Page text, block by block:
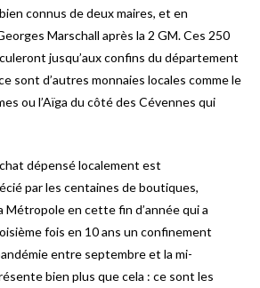
connus de deux maires, et en
Marschall après la 2 GM. Ces 250
jusqu’aux confins du département
sont d’autres monnaies locales comme le
ou l’Aïga du côté des Cévennes qui
dépensé localement est
par les centaines de boutiques,
Métropole en cette fin d’année qui a
fois en 10 ans un confinement
entre septembre et la mi-
bien plus que cela : ce sont les